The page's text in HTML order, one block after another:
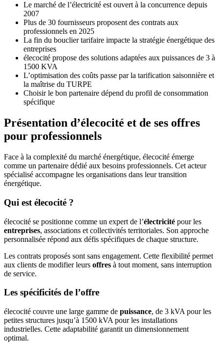
Le marché de l’électricité est ouvert à la concurrence depuis
2007
Plus de 30 fournisseurs proposent des contrats aux
professionnels en 2025
La fin du bouclier tarifaire impacte la stratégie énergétique des
entreprises
élecocité propose des solutions adaptées aux puissances de 3 à
1500 KVA
L’optimisation des coûts passe par la tarification saisonnière et
la maîtrise du TURPE
Choisir le bon partenaire dépend du profil de consommation
spécifique
Présentation d’élecocité et de ses offres
pour professionnels
Face à la complexité du marché énergétique, élecocité émerge
comme un partenaire dédié aux besoins professionnels. Cet acteur
spécialisé accompagne les organisations dans leur transition
énergétique.
Qui est élecocité ?
élecocité se positionne comme un expert de l’électricité pour les
entreprises, associations et collectivités territoriales. Son approche
personnalisée répond aux défis spécifiques de chaque structure.
Les contrats proposés sont sans engagement. Cette flexibilité permet
aux clients de modifier leurs offres à tout moment, sans interruption
de service.
Les spécificités de l’offre
élecocité couvre une large gamme de puissance, de 3 kVA pour les
petites structures jusqu’à 1500 kVA pour les installations
industrielles. Cette adaptabilité garantit un dimensionnement
optimal.